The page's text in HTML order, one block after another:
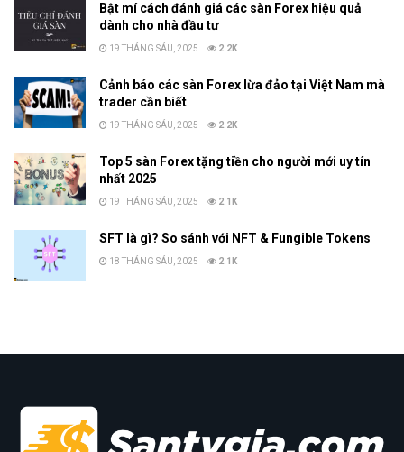
Bật mí cách đánh giá các sàn Forex hiệu quả
dành cho nhà đầu tư
19 THÁNG SÁU, 2025 2.2K
Cảnh báo các sàn Forex lừa đảo tại Việt Nam mà
trader cần biết
19 THÁNG SÁU, 2025 2.2K
Top 5 sàn Forex tặng tiền cho người mới uy tín
nhất 2025
19 THÁNG SÁU, 2025 2.1K
SFT là gì? So sánh với NFT & Fungible Tokens
18 THÁNG SÁU, 2025 2.1K